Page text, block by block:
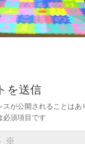
を送信
スが公開されることはあ
必須項目です